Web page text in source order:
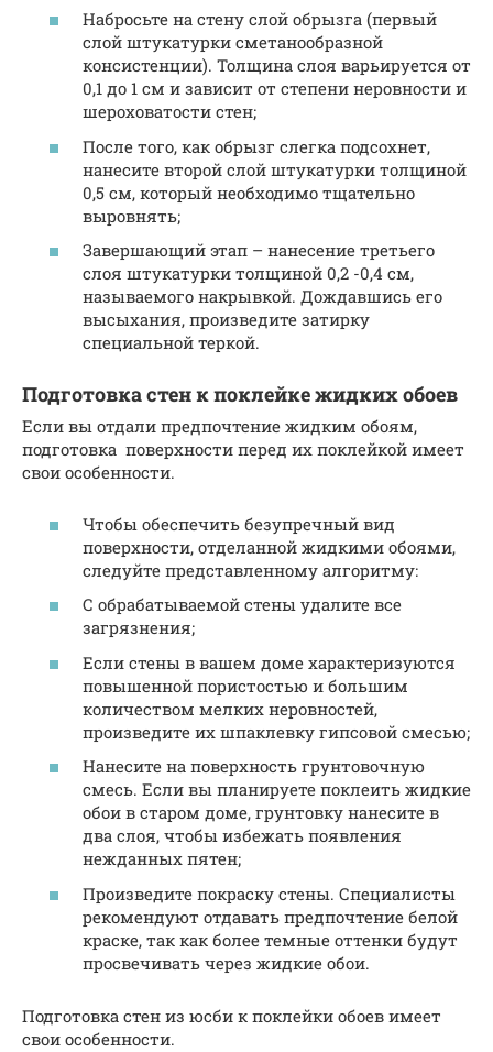
Набросьте на стену слой обрызга (первый
слой штукатурки сметанообразной
консистенции). Толщина слоя варьируется от
0,1 до 1 см и зависит от степени неровности и
шероховатости стен;
После того, как обрызг слегка подсохнет,
нанесите второй слой штукатурки толщиной
0,5 см, который необходимо тщательно
выровнять;
Завершающий этап – нанесение третьего
слоя штукатурки толщиной 0,2 -0,4 см,
называемого накрывкой. Дождавшись его
высыхания, произведите затирку
специальной теркой.
Подготовка стен к поклейке жидких обоев
Если вы отдали предпочтение жидким обоям,
подготовка поверхности перед их поклейкой имеет
свои особенности.
Чтобы обеспечить безупречный вид
поверхности, отделанной жидкими обоями,
следуйте представленному алгоритму:
С обрабатываемой стены удалите все
загрязнения;
Если стены в вашем доме характеризуются
повышенной пористостью и большим
количеством мелких неровностей,
произведите их шпаклевку гипсовой смесью;
Нанесите на поверхность грунтовочную
смесь. Если вы планируете поклеить жидкие
обои в старом доме, грунтовку нанесите в
два слоя, чтобы избежать появления
нежданных пятен;
Произведите покраску стены. Специалисты
рекомендуют отдавать предпочтение белой
краске, так как более темные оттенки будут
просвечивать через жидкие обои.
Подготовка стен из юсби к поклейки обоев имеет
свои особенности.